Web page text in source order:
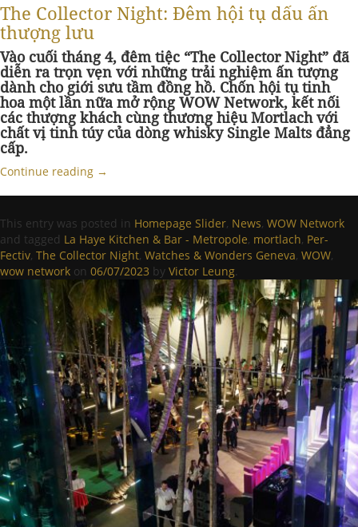
The Collector Night: Đêm hội tụ dấu ấn
thượng lưu
Vào cuối tháng 4, đêm tiệc “The Collector Night” đã
diễn ra trọn vẹn với những trải nghiệm ấn tượng
dành cho giới sưu tầm đồng hồ. Chốn hội tụ tinh
hoa một lần nữa mở rộng WOW Network, kết nối
các thượng khách cùng thương hiệu Mortlach với
chất vị tinh túy của dòng whisky Single Malts đẳng
cấp.
Continue reading →
This entry was posted in Homepage Slider, News, WOW Network
and tagged La Haye Kitchen & Bar - Metropole, mortlach, Per-
Fectiv, The Collector Night, Watches & Wonders Geneva, WOW,
wow network on 06/07/2023 by Victor Leung.